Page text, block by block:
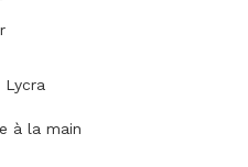
à la main